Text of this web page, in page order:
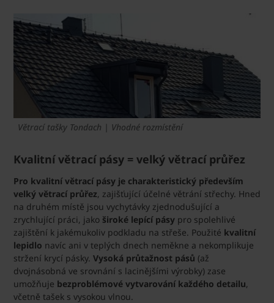
Větrací tašky Tondach | Vhodné rozmístění
Kvalitní větrací pásy = velký větrací průřez
Pro kvalitní větrací pásy je charakteristický především
velký větrací průřez, zajišťující účelné větrání střechy. Hned
na druhém místě jsou vychytávky zjednodušující a
zrychlující práci, jako široké lepící pásy pro spolehlivé
zajištění k jakémukoliv podkladu na střeše. Použité kvalitní
lepidlo navíc ani v teplých dnech neměkne a nekomplikuje
stržení krycí pásky. Vysoká průtažnost pásů (až
dvojnásobná ve srovnání s lacinějšími výrobky) zase
umožňuje bezproblémové vytvarování každého detailu,
včetně tašek s vysokou vlnou.